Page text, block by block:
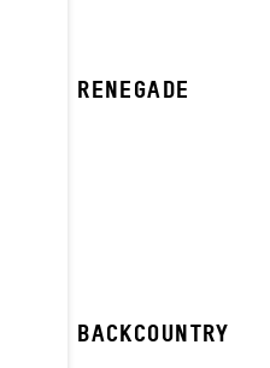
2023 RENEGADE
2023 BACKCOUNTRY